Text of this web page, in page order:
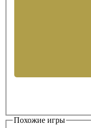
Похожие игры